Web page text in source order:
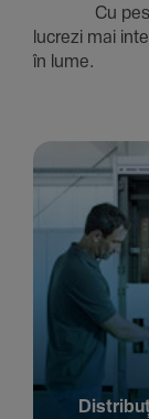
Cu peste
lucrezi mai
în lume.